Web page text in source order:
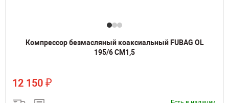
Компрессор безмасляный коаксиальный FUBAG OL
195/6 CM1,5
12 150 ₽